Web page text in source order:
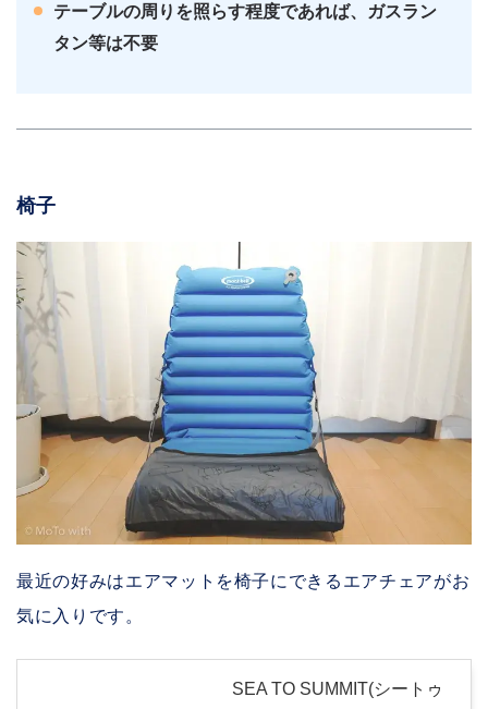
テーブルの周りを照らす程度であれば、ガスラン
タン等は不要
椅子
最近の好みはエアマットを椅子にできるエアチェアがお
気に入りです。
SEA TO SUMMIT(シートゥ